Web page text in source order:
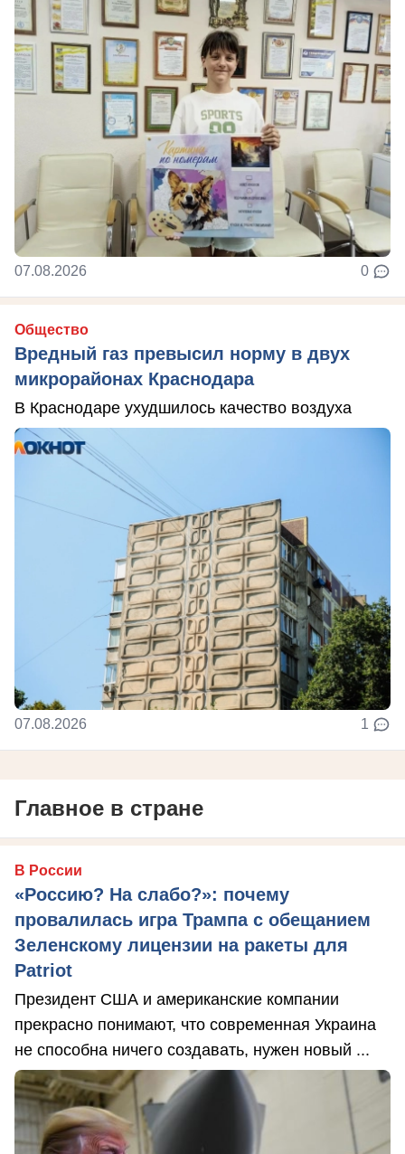
07.08.2026 0
Общество
Вредный газ превысил норму в двух
микрорайонах Краснодара
В Краснодаре ухудшилось качество воздуха
07.08.2026 1
Главное в стране
В России
«Россию? На слабо?»: почему
провалилась игра Трампа с обещанием
Зеленскому лицензии на ракеты для
Patriot
Президент США и американские компании
прекрасно понимают, что современная Украина
не способна ничего создавать, нужен новый ...